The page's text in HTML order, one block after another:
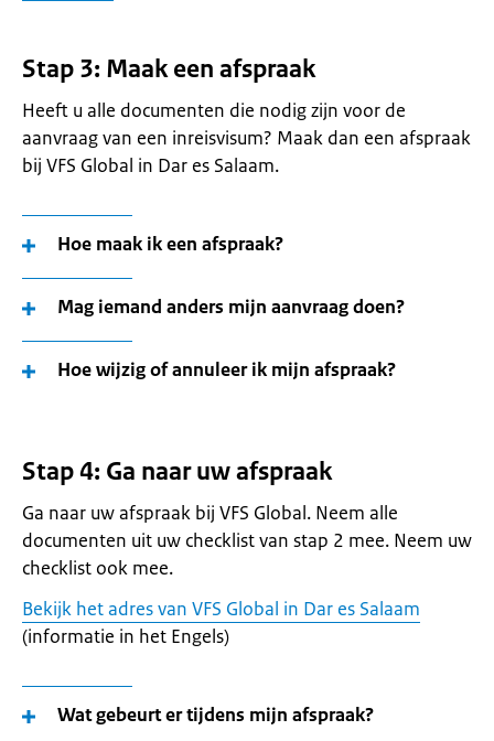
Stap 3: Maak een afspraak
Heeft u alle documenten die nodig zijn voor de
aanvraag van een inreisvisum? Maak dan een afspraak
bij VFS Global in Dar es Salaam.
Hoe maak ik een afspraak?
Mag iemand anders mijn aanvraag doen?
Hoe wijzig of annuleer ik mijn afspraak?
Stap 4: Ga naar uw afspraak
Ga naar uw afspraak bij VFS Global. Neem alle
documenten uit uw checklist van stap 2 mee. Neem uw
checklist ook mee.
Bekijk het adres van VFS Global in Dar es Salaam
(informatie in het Engels)
Wat gebeurt er tijdens mijn afspraak?